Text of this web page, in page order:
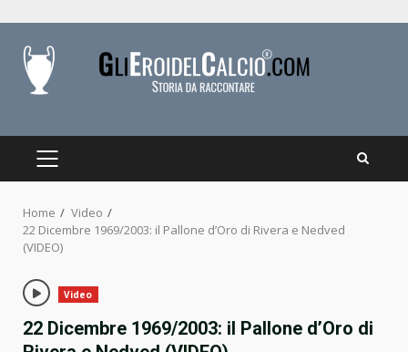
content
PRIMARY
Home
Video
22 Dicembre 1969/2003: il Pallone d’Oro di Rivera e Nedved
(VIDEO)
Video
22 Dicembre 1969/2003: il Pallone d’Oro di